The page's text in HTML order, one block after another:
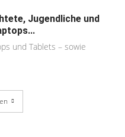
Jugendliche und
und Tablets – sowie